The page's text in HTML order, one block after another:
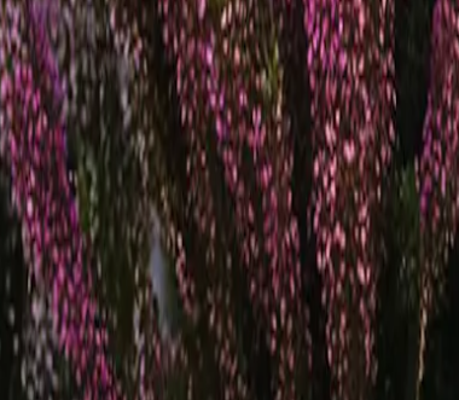
auch in der kalten Jahreszeit nicht trist wirkt. Wir
an ihrer Farbenpracht hast.
Garten oder auf deinen Balkon. Typische
ihre Robustheit aus, die sie zu perfekten Kandidaten
Garten
Farbenpracht, wenn die meisten anderen Pflanzen